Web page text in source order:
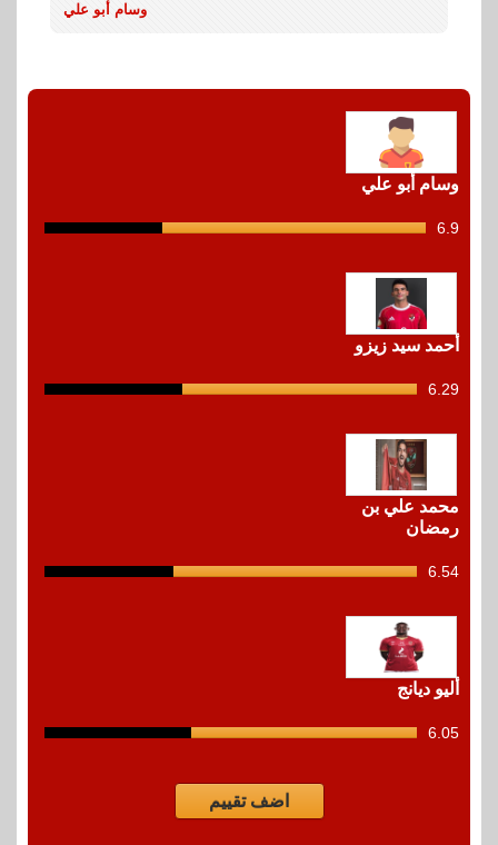
وسام أبو علي
وسام أبو علي
6.9
12
أحمد سيد زيزو
6.29
12
محمد علي بن
رمضان
6.54
12
أليو ديانج
6.05
12
اضف تقييم